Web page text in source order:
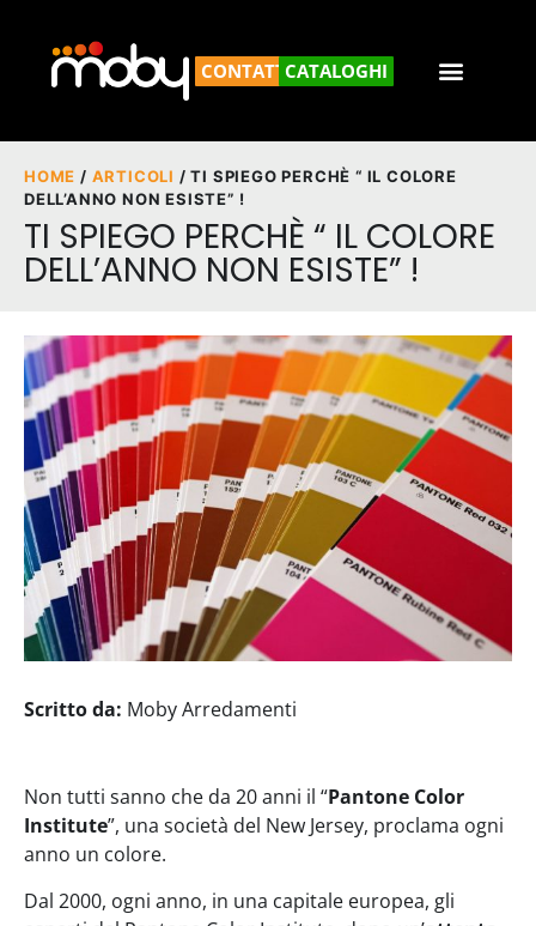
CONTATTACICATALOGHI
HOME / ARTICOLI / TI SPIEGO PERCHÈ “ IL COLORE
DELL’ANNO NON ESISTE” !
TI SPIEGO PERCHÈ “ IL COLORE
DELL’ANNO NON ESISTE” !
Scritto da: Moby Arredamenti
Non tutti sanno che da 20 anni il “Pantone Color
Institute”, una società del New Jersey, proclama ogni
anno un colore.
Dal 2000, ogni anno, in una capitale europea, gli